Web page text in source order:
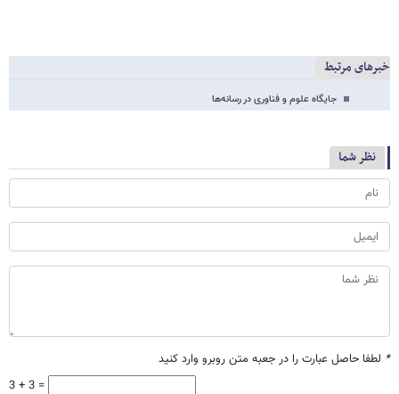
خبرهای مرتبط
جایگاه علوم و فناوری در رسانه‌ها
نظر شما
* لطفا حاصل عبارت را در جعبه متن روبرو وارد کنید
3 + 3 =